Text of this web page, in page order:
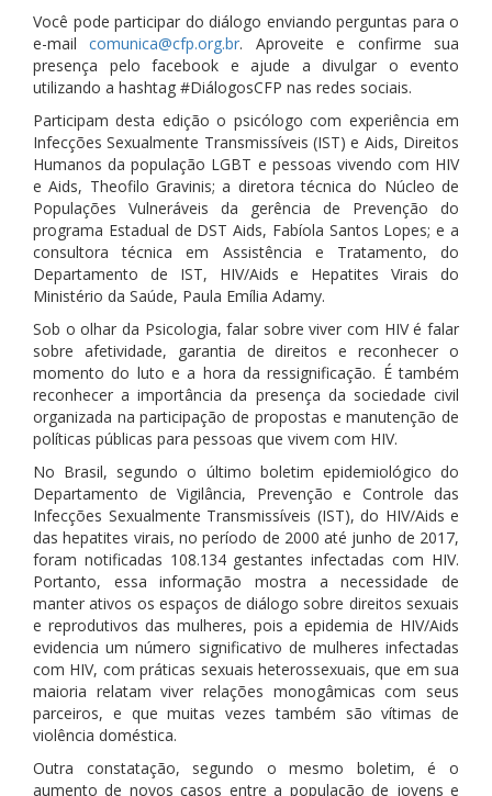
Você pode participar do diálogo enviando perguntas para o
e-mailcomunica@cfp.org.br. Aproveite e confirme sua
presença pelo facebook e ajude a divulgar o evento
utilizando a hashtag #DiálogosCFP nas redes sociais.
Participam desta edição o psicólogo com experiência em
Infecções Sexualmente Transmissíveis (IST) e Aids, Direitos
Humanos da população LGBT e pessoas vivendo com HIV
e Aids, Theofilo Gravinis; a diretora técnica do Núcleo de
Populações Vulneráveis da gerência de Prevenção do
programa Estadual de DST Aids, Fabíola Santos Lopes; e a
consultora técnica em Assistência e Tratamento, do
Departamento de IST, HIV/Aids e Hepatites Virais do
Ministério da Saúde, Paula Emília Adamy.
Sob o olhar da Psicologia, falar sobre viver com HIV é falar
sobre afetividade, garantia de direitos e reconhecer o
momento do luto e a hora da ressignificação. É também
reconhecer a importância da presença da sociedade civil
organizada na participação de propostas e manutenção de
políticas públicas para pessoas que vivem com HIV.
No Brasil, segundo o último boletim epidemiológico do
Departamento de Vigilância, Prevenção e Controle das
Infecções Sexualmente Transmissíveis (IST), do HIV/Aids e
das hepatites virais, no período de 2000 até junho de 2017,
foram notificadas 108.134 gestantes infectadas com HIV.
Portanto, essa informação mostra a necessidade de
manter ativos os espaços de diálogo sobre direitos sexuais
e reprodutivos das mulheres, pois a epidemia de HIV/Aids
evidencia um número significativo de mulheres infectadas
com HIV, com práticas sexuais heterossexuais, que em sua
maioria relatam viver relações monogâmicas com seus
parceiros, e que muitas vezes também são vítimas de
violência doméstica.
Outra constatação, segundo o mesmo boletim, é o
aumento de novos casos entre a população de jovens e